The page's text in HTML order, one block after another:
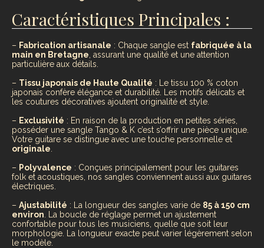
Caractéristiques Principales :
– Fabrication artisanale : Chaque sangle est fabriquée à la
main en Bretagne , assurant une qualité et une attention
particulière aux détails.
– Tissu japonais de Haute Qualité : Le tissu 100 % coton
japonais confère élégance et durabilité. Les motifs délicats et
les coutures décoratives ajoutent originalité et style.
– Exclusivité : En raison de la production en petites séries,
posséder une sangle Tango & K c’est s’offrir une pièce unique.
Votre guitare se distingue avec une touche personnelle et
originale
– Polyvalence : Conçues principalement pour les guitares
folk et acoustiques, nos sangles conviennent aussi aux guitares
électriques.
– Ajustabilité : La longueur des sangles varie de 85 à 150 cm
environ . La boucle de réglage permet un ajustement
confortable pour tous les musiciens, quelle que soit leur
morphologie. La longueur exacte peut varier légèrement selon
le modèle.